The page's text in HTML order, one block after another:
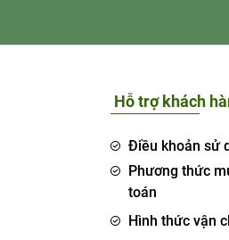
Hỗ trợ khách
Điều khoản sử
Phương thức
toán
Hình thức vận